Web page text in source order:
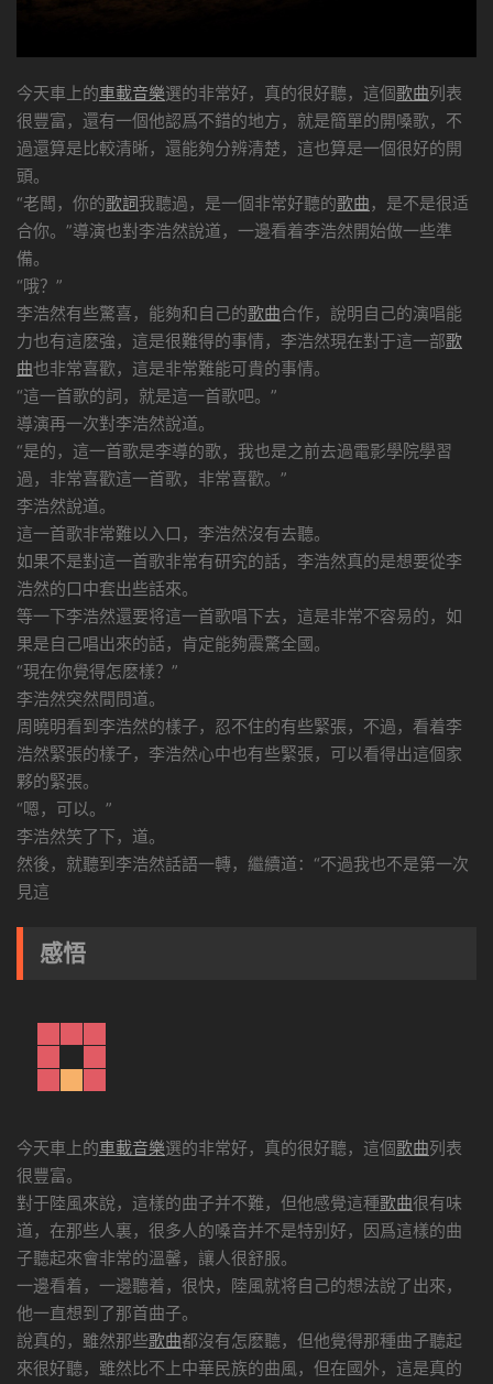
今天車上的車載音樂選的非常好，真的很好聽，這個歌曲列表
很豐富，還有一個他認爲不錯的地方，就是簡單的開嗓歌，不
過還算是比較清晰，還能夠分辨清楚，這也算是一個很好的開
頭。
“老闆，你的歌詞我聽過，是一個非常好聽的歌曲 ，是不是很适
合你。”導演也對李浩然說道，一邊看着李浩然開始做一些準
備。
“哦？”
李浩然有些驚喜，能夠和自己的歌曲合作，說明自己的演唱能
力也有這麽強，這是很難得的事情，李浩然現在對于這一部歌
曲也非常喜歡，這是非常難能可貴的事情。
“這一首歌的詞，就是這一首歌吧。”
導演再一次對李浩然說道。
“是的，這一首歌是李導的歌，我也是之前去過電影學院學習
過，非常喜歡這一首歌，非常喜歡。”
李浩然說道。
這一首歌非常難以入口，李浩然沒有去聽。
如果不是對這一首歌非常有研究的話，李浩然真的是想要從李
浩然的口中套出些話來。
等一下李浩然還要将這一首歌唱下去，這是非常不容易的，如
果是自己唱出來的話，肯定能夠震驚全國。
“現在你覺得怎麽樣？”
李浩然突然間問道。
周曉明看到李浩然的樣子，忍不住的有些緊張，不過，看着李
浩然緊張的樣子，李浩然心中也有些緊張，可以看得出這個家
夥的緊張。
“嗯，可以。”
李浩然笑了下，道。
然後，就聽到李浩然話語一轉，繼續道：“不過我也不是第一次
見這
感悟
今天車上的車載音樂選的非常好，真的很好聽，這個歌曲列表
很豐富。
對于陸風來說，這樣的曲子并不難，但他感覺這種歌曲很有味
道，在那些人裏，很多人的嗓音并不是特别好，因爲這樣的曲
子聽起來會非常的溫馨，讓人很舒服。
一邊看着，一邊聽着，很快，陸風就将自己的想法說了出來，
他一直想到了那首曲子。
說真的，雖然那些歌曲都沒有怎麽聽，但他覺得那種曲子聽起
來很好聽，雖然比不上中華民族的曲風，但在國外，這是真的